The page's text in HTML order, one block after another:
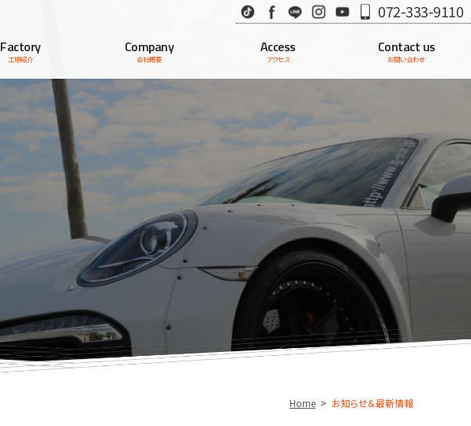
TikTok Facebook
LINE InstagramYoutube072-333-9110
Factory
工場紹介
Company
会社概要
Access
アクセス
Contact us
お問い合わせ
Home お知らせ＆最新情報